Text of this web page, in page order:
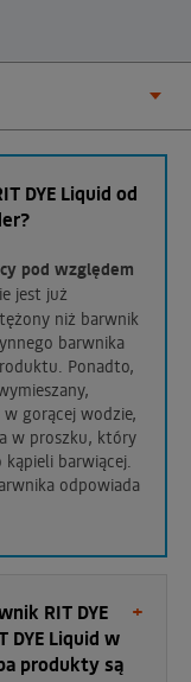
DYE Liquid od
pod względem
jest już
niż barwnik
barwnika
Ponadto,
gorącej wodzie,
w proszku, który
barwiącej.
odpowiada
RIT DYE
DYE Liquid w
produkty są